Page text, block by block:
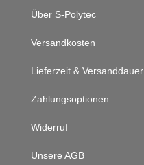
Über S-Polytec
Versandkosten
Lieferzeit & Versanddauer
Zahlungsoptionen
Widerruf
Unsere AGB